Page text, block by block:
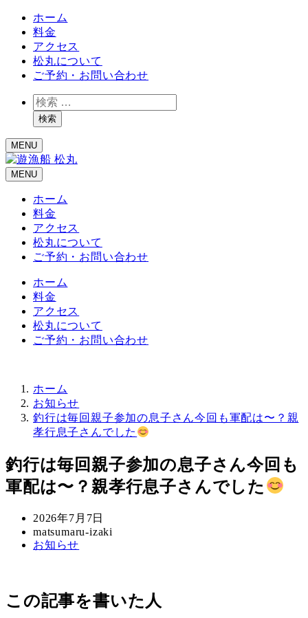
ホーム
料金
アクセス
松丸について
ご予約・お問い合わせ
検
索検索
MENU
MENU
ホーム
料金
アクセス
松丸について
ご予約・お問い合わせ
ホーム
料金
アクセス
松丸について
ご予約・お問い合わせ
ホーム
お知らせ
釣行は毎回親子参加の息子さん今回も軍配は〜？親
孝行息子さんでした
釣行は毎回親子参加の息子さん今回も
軍配は〜？親孝行息子さんでした
投
稿
日
2026年7月7日
著
者
matsumaru-izaki
カ
ー
お知らせ
この記事を書いた人